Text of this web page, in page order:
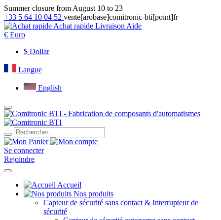
Summer closure from August 10 to 23
+33 5 64 10 04 52 vente[arobase]comitronic-bti[point]fr
Achat rapide Livraison Aide
€ Euro
$ Dollar
Langue
English
Se connecter
Rejoindre
Accueil
Nos produits
Capteur de sécurité sans contact & Interrupteur de
sécurité